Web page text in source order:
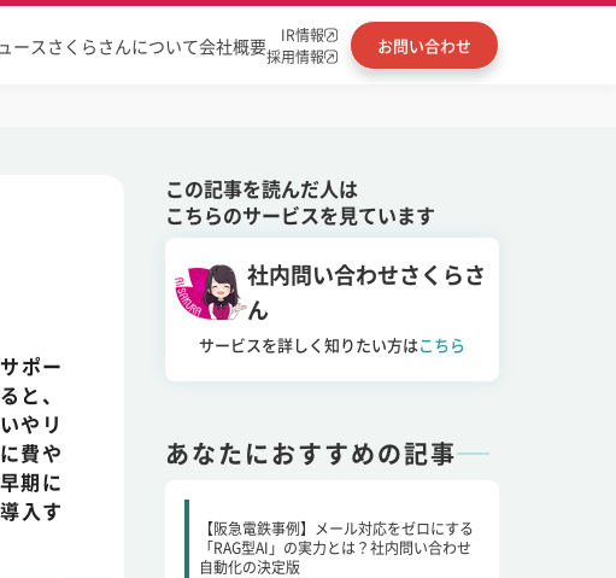
ース さくらさんについて会社概要
IR情報
採用情報
お問い合わせ
ポー
と、
やリ
費や
期に
入す
この記事を読んだ人は
こちらのサービスを見ています
社内問い合わせさくらさ
ん
サービスを詳しく知りたい方はこちら
あなたにおすすめの記事
【阪急電鉄事例】メール対応をゼロにする
「RAG型AI」の実力とは？社内問い合わせ
自動化の決定版